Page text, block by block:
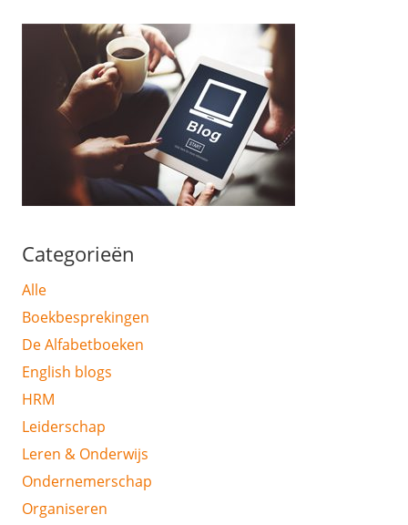
Categorieën
Alle
Boekbesprekingen
De Alfabetboeken
English blogs
HRM
Leiderschap
Leren & Onderwijs
Ondernemerschap
Organiseren